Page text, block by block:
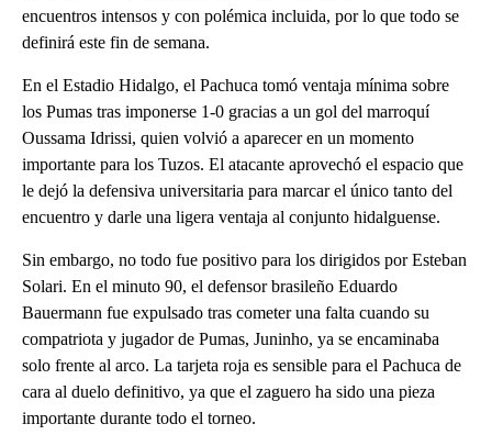
encuentros intensos y con polémica incluida, por lo que todo se
definirá este fin de semana.
En el Estadio Hidalgo, el Pachuca tomó ventaja mínima sobre
los Pumas tras imponerse 1-0 gracias a un gol del marroquí
Oussama Idrissi, quien volvió a aparecer en un momento
importante para los Tuzos. El atacante aprovechó el espacio que
le dejó la defensiva universitaria para marcar el único tanto del
encuentro y darle una ligera ventaja al conjunto hidalguense.
Sin embargo, no todo fue positivo para los dirigidos por Esteban
Solari. En el minuto 90, el defensor brasileño Eduardo
Bauermann fue expulsado tras cometer una falta cuando su
compatriota y jugador de Pumas, Juninho, ya se encaminaba
solo frente al arco. La tarjeta roja es sensible para el Pachuca de
cara al duelo definitivo, ya que el zaguero ha sido una pieza
importante durante todo el torneo.